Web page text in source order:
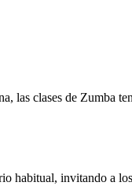
las clases de Zumba
habitual, invitando a